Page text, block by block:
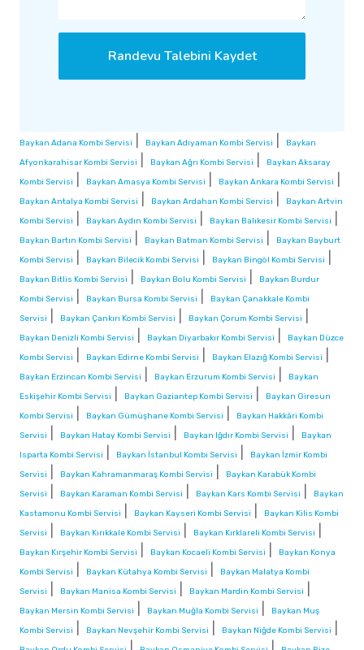
Randevu Talebini Kaydet
Baykan Adana Kombi Servisi Baykan Adıyaman Kombi Servisi
Baykan
Afyonkarahisar Kombi Servisi
Baykan Ağrı Kombi Servisi
Baykan Aksaray
Kombi Servisi
Baykan Amasya Kombi Servisi Baykan Ankara Kombi Servisi
Baykan Antalya Kombi Servisi Baykan Ardahan Kombi Servisi
Baykan Artvin
Kombi Servisi
Baykan Aydın Kombi Servisi Baykan Balıkesir Kombi Servisi
Baykan Bartın Kombi Servisi Baykan Batman Kombi Servisi
Baykan Bayburt
Kombi Servisi
Baykan Bilecik Kombi Servisi Baykan Bingöl Kombi Servisi
Baykan Bitlis Kombi Servisi Baykan Bolu Kombi Servisi
Baykan Burdur
Kombi Servisi
Baykan Bursa Kombi Servisi
Baykan Çanakkale Kombi
Servisi
Baykan Çankırı Kombi Servisi Baykan Çorum Kombi Servisi
Baykan Denizli Kombi Servisi Baykan Diyarbakır Kombi Servisi
Baykan Düzce
Kombi Servisi
Baykan Edirne Kombi Servisi Baykan Elazığ Kombi Servisi
Baykan Erzincan Kombi Servisi Baykan Erzurum Kombi Servisi
Baykan
Eskişehir Kombi Servisi
Baykan Gaziantep Kombi Servisi
Baykan Giresun
Kombi Servisi
Baykan Gümüşhane Kombi Servisi
Baykan Hakkâri Kombi
Servisi
Baykan Hatay Kombi Servisi Baykan Iğdır Kombi Servisi
Baykan
Isparta Kombi Servisi
Baykan İstanbul Kombi Servisi
Baykan İzmir Kombi
Servisi
Baykan Kahramanmaraş Kombi Servisi
Baykan Karabük Kombi
Servisi
Baykan Karaman Kombi Servisi Baykan Kars Kombi Servisi
Baykan
Kastamonu Kombi Servisi
Baykan Kayseri Kombi Servisi
Baykan Kilis Kombi
Servisi
Baykan Kırıkkale Kombi Servisi Baykan Kırklareli Kombi Servisi
Baykan Kırşehir Kombi Servisi Baykan Kocaeli Kombi Servisi
Baykan Konya
Kombi Servisi
Baykan Kütahya Kombi Servisi
Baykan Malatya Kombi
Servisi
Baykan Manisa Kombi Servisi Baykan Mardin Kombi Servisi
Baykan Mersin Kombi Servisi Baykan Muğla Kombi Servisi
Baykan Muş
Kombi Servisi
Baykan Nevşehir Kombi Servisi Baykan Niğde Kombi Servisi